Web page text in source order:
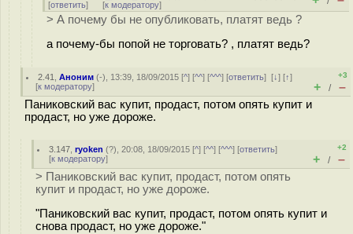
[ответить] [к модератору]
> А почему бы не опубликовать, платят ведь ?
а почему-бы попой не торговать? , платят ведь?
2.41 ,Аноним (-), 13:39, 18/09/2015 [^] [^^] [^^^] [ответить][↓] [↑]
[к модератору]
+3
+ / –
Паниковский вас купит, продаст, потом опять купит и
продаст, но уже дороже.
3.147 ,ryoken (?), 20:08, 18/09/2015 [^] [^^] [^^^] [ответить]
[к модератору]
+2
+ / –
> Паниковский вас купит, продаст, потом опять
купит и продаст, но уже дороже.
"Паниковский вас купит, продаст, потом опять купит и
снова продаст, но уже дороже."